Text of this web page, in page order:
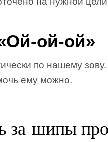
ой-ой»
по нашему зову.
ему можно.
за шипы